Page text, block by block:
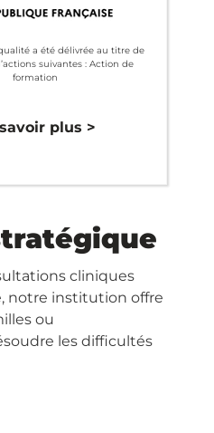
a été délivrée au titre de
suivantes : Action de
formation
plus >
cliniques
notre institution offre
ou
les difficultés